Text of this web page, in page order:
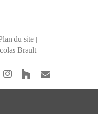
du site
Brault
instagram
houzz email